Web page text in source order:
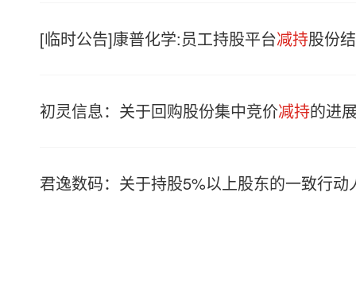
[临时公告]康普化学:员工持股平台减持股份
初灵信息：关于回购股份集中竞价减持的进
君逸数码：关于持股5%以上股东的一致行动